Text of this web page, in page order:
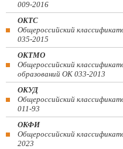
009-2016
ОКТС
Общероссийский
035-2015
ОКТМО
Общероссийский
образований ОК 033-2013
ОКУД
Общероссийский
011-93
ОКФИ
Общероссийский
2023